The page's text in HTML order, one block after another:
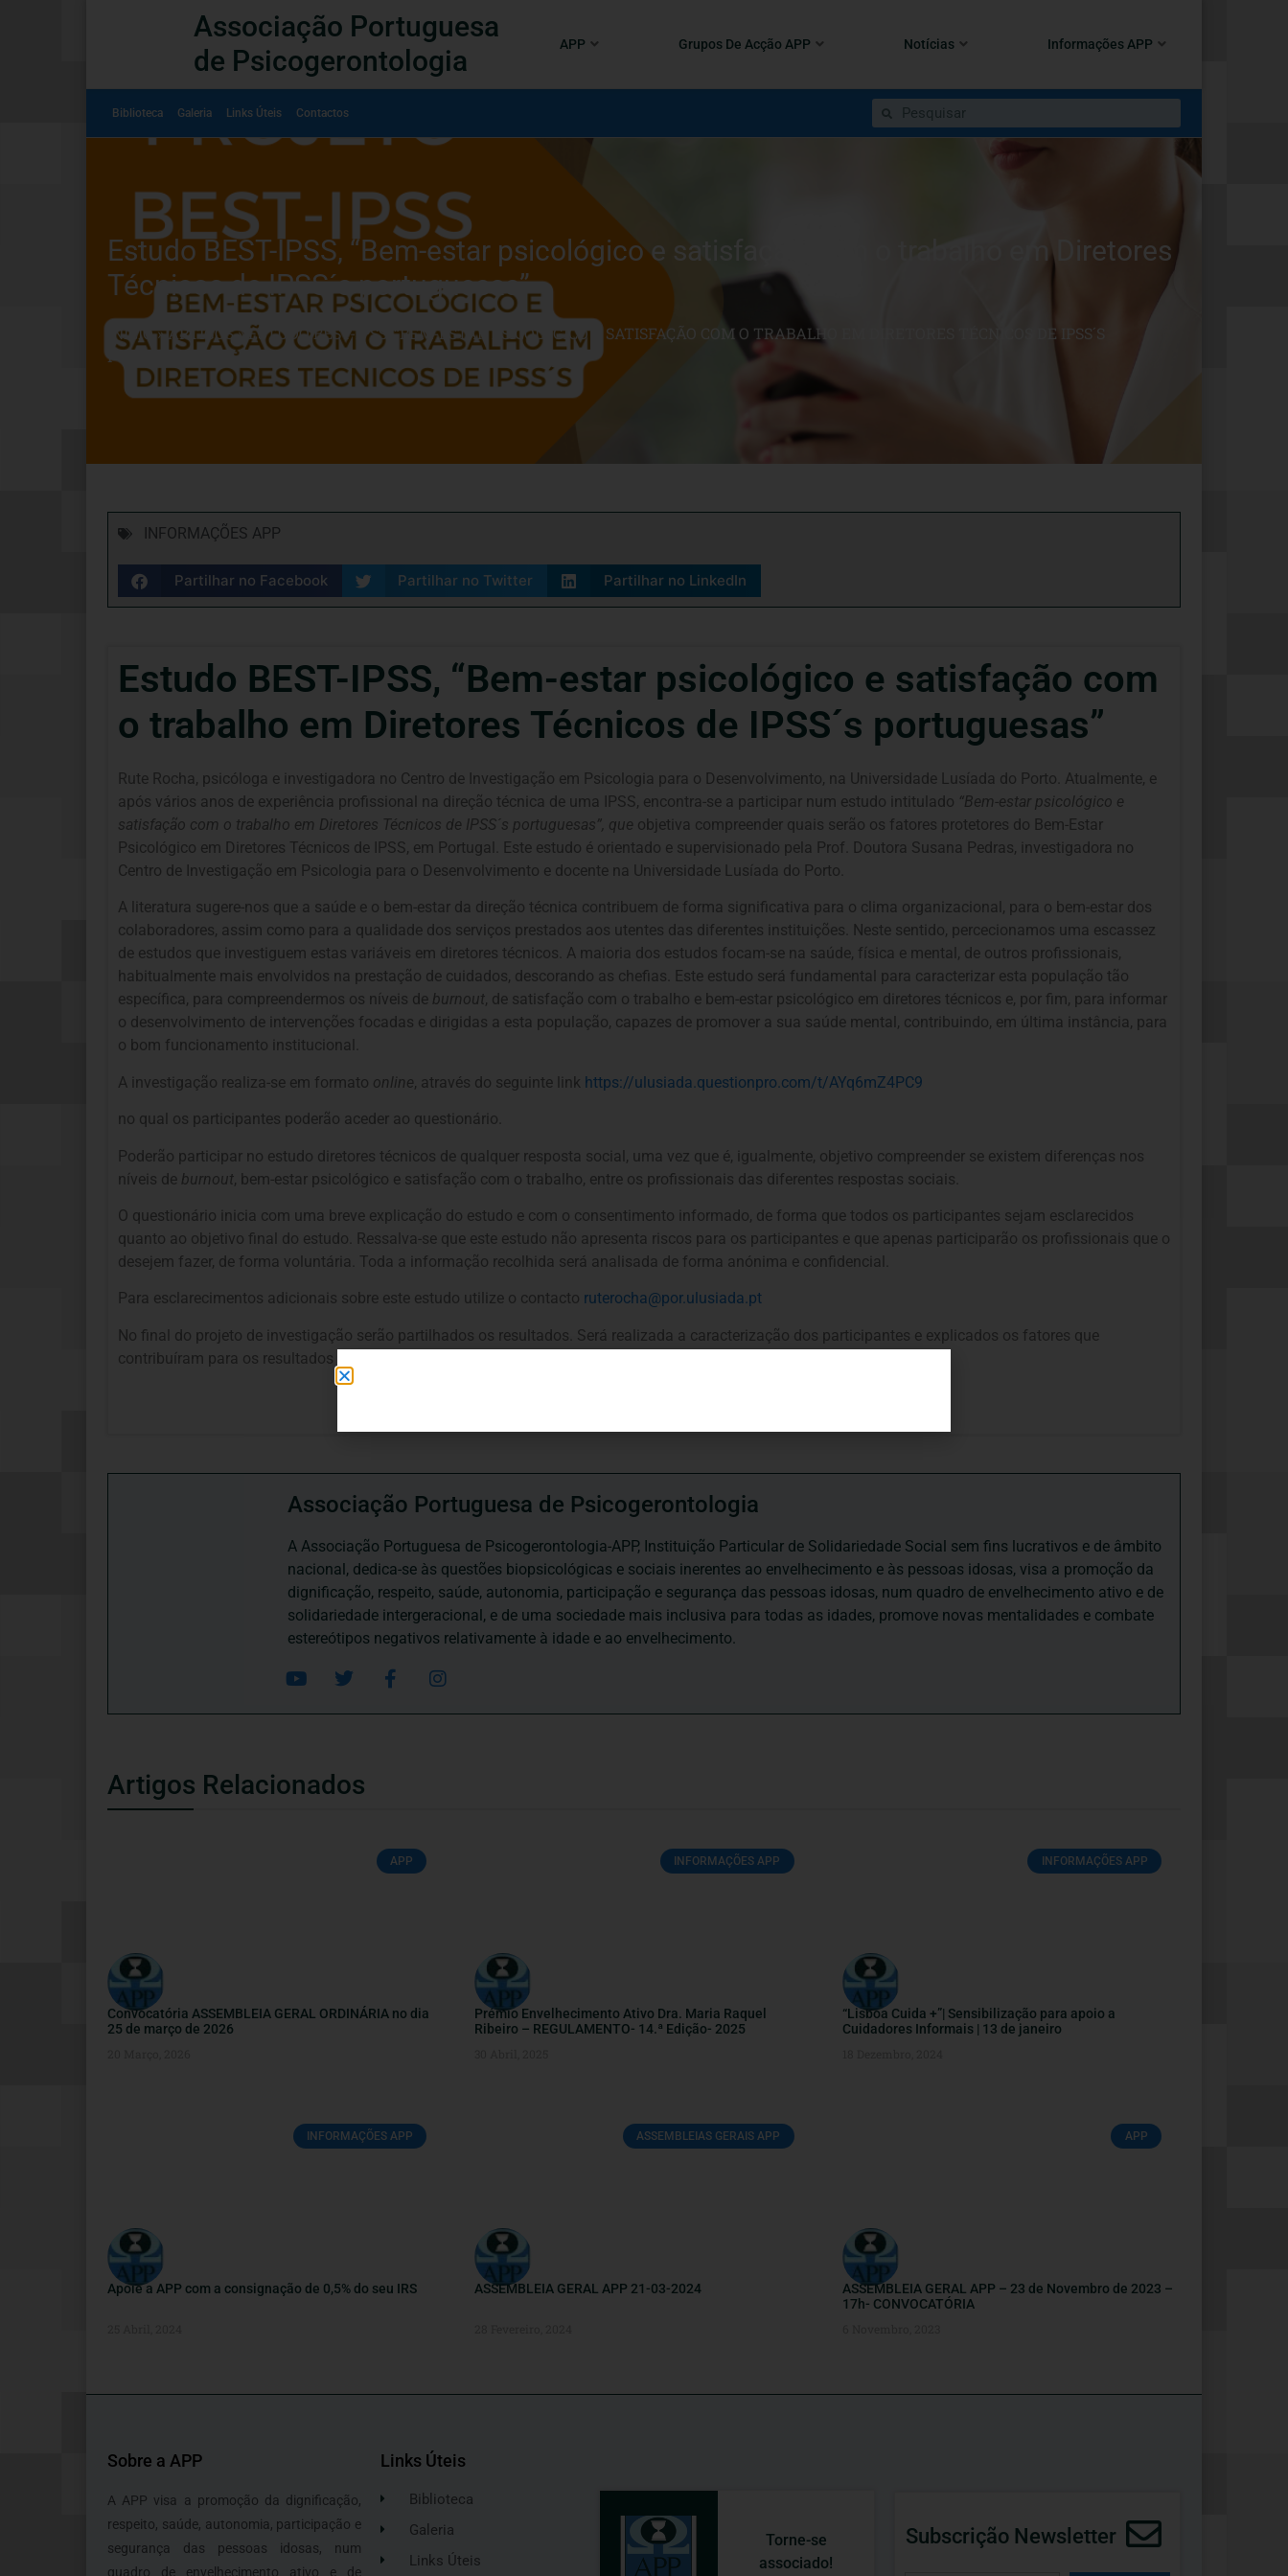
Associação Portuguesa
de Psicogerontologia
APP Grupos De Acção APP Notícias Informações APP
Biblioteca Galeria Links Úteis Contactos
Estudo BEST-IPSS, “Bem-estar psicológico e satisfação com o trabalho em Diretores
Técnicos de IPSS´s portuguesas”
INÍCIO»ARTIGOS» ESTUDO BEST-IPSS, “BEM-ESTAR PSICOLÓGICO E SATISFAÇÃO COM O TRABALHO EM DIRETORES TÉCNICOS DE IPSS´S
PORTUGUESAS”
INFORMAÇÕES APP
Partilhar no Facebook Partilhar no Twitter Partilhar no LinkedIn
Estudo BEST-IPSS, “Bem-estar psicológico e satisfação com
o trabalho em Diretores Técnicos de IPSS´s portuguesas”
Rute Rocha, psicóloga e investigadora no Centro de Investigação em Psicologia para o Desenvolvimento, na Universidade Lusíada do Porto. Atualmente, e
após vários anos de experiência profissional na direção técnica de uma IPSS, encontra-se a participar num estudo intitulado “Bem-estar psicológico e
satisfação com o trabalho em Diretores Técnicos de IPSS´s portuguesas”, que objetiva compreender quais serão os fatores protetores do Bem-Estar
Psicológico em Diretores Técnicos de IPSS, em Portugal. Este estudo é orientado e supervisionado pela Prof. Doutora Susana Pedras, investigadora no
Centro de Investigação em Psicologia para o Desenvolvimento e docente na Universidade Lusíada do Porto.
A literatura sugere-nos que a saúde e o bem-estar da direção técnica contribuem de forma significativa para o clima organizacional, para o bem-estar dos
colaboradores, assim como para a qualidade dos serviços prestados aos utentes das diferentes instituições. Neste sentido, percecionamos uma escassez
de estudos que investiguem estas variáveis em diretores técnicos. A maioria dos estudos focam-se na saúde, física e mental, de outros profissionais,
habitualmente mais envolvidos na prestação de cuidados, descorando as chefias. Este estudo será fundamental para caracterizar esta população tão
específica, para compreendermos os níveis de burnout, de satisfação com o trabalho e bem-estar psicológico em diretores técnicos e, por fim, para informar
o desenvolvimento de intervenções focadas e dirigidas a esta população, capazes de promover a sua saúde mental, contribuindo, em última instância, para
o bom funcionamento institucional.
A investigação realiza-se em formato online, através do seguinte link https://ulusiada.questionpro.com/t/AYq6mZ4PC9
no qual os participantes poderão aceder ao questionário.
Poderão participar no estudo diretores técnicos de qualquer resposta social, uma vez que é, igualmente, objetivo compreender se existem diferenças nos
níveis de burnout, bem-estar psicológico e satisfação com o trabalho, entre os profissionais das diferentes respostas sociais.
O questionário inicia com uma breve explicação do estudo e com o consentimento informado, de forma que todos os participantes sejam esclarecidos
quanto ao objetivo final do estudo. Ressalva-se que este estudo não apresenta riscos para os participantes e que apenas participarão os profissionais que o
desejem fazer, de forma voluntária. Toda a informação recolhida será analisada de forma anónima e confidencial.
Para esclarecimentos adicionais sobre este estudo utilize o contacto ruterocha@por.ulusiada.pt
No final do projeto de investigação serão partilhados os resultados. Será realizada a caracterização dos participantes e explicados os fatores que
contribuíram para os resultados encontrados.
Associação Portuguesa de Psicogerontologia
A Associação Portuguesa de Psicogerontologia-APP, Instituição Particular de Solidariedade Social sem fins lucrativos e de âmbito
nacional, dedica-se às questões biopsicológicas e sociais inerentes ao envelhecimento e às pessoas idosas, visa a promoção da
dignificação, respeito, saúde, autonomia, participação e segurança das pessoas idosas, num quadro de envelhecimento ativo e de
solidariedade intergeracional, e de uma sociedade mais inclusiva para todas as idades, promove novas mentalidades e combate
estereótipos negativos relativamente à idade e ao envelhecimento.
Artigos Relacionados
APP
Convocatória ASSEMBLEIA GERAL ORDINÁRIA no dia
25 de março de 2026
INFORMAÇÕES APP
Prémio Envelhecimento Ativo Dra. Maria Raquel
Ribeiro – REGULAMENTO- 14.ª Edição- 2025
INFORMAÇÕES APP
“Lisboa Cuida +”| Sensibilização para apoio a
Cuidadores Informais | 13 de janeiro
INFORMAÇÕES APP
Apoie a APP com a consignação de 0,5% do seu IRS
ASSEMBLEIAS GERAIS APP
ASSEMBLEIA GERAL APP 21-03-2024
APP
ASSEMBLEIA GERAL APP – 23 de Novembro de 2023 –
17h- CONVOCATÓRIA
Sobre a APP
A APP visa a promoção da dignificação,
respeito, saúde, autonomia, participação e
segurança das pessoas idosas, num
quadro de envelhecimento ativo e de
Links Úteis
Biblioteca
Galeria
Links Úteis
Torne-se
associado!
Subscrição Newsletter